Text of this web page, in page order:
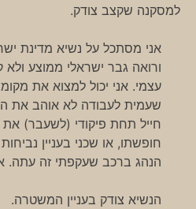
למסקנה שקצב צודק.
אני מסתכל על נשיא מדינת
ורואה גבר ישראלי ממוצע
עצמי. אני יכול למצוא את
שעמית לעבודה לא אוהב את
חייל תחת פיקודי (לשעבר) את
חופשתו, או שכני בעניין
הנהג ברכב שעקפתי זה עתה.
הנשיא צודק בעניין המשטרה.